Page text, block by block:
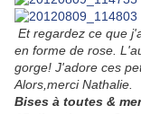
Et regardez ce que
en forme de rose.
gorge! J'adore ces
Alors,merci Nathalie.
Bises à toutes &